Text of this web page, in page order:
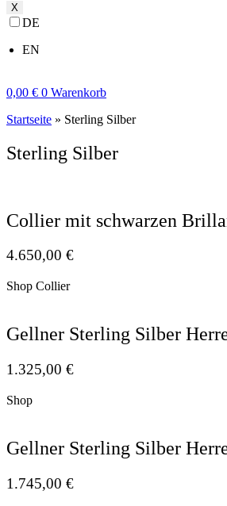
X
DE
EN
0,00 € 0 Warenkorb
Startseite » Sterling Silber
Sterling Silber
Collier mit schwarzen
4.650,00 €
Shop Collier
Gellner Sterling Silber
1.325,00 €
Shop
Gellner Sterling Silber
1.745,00 €